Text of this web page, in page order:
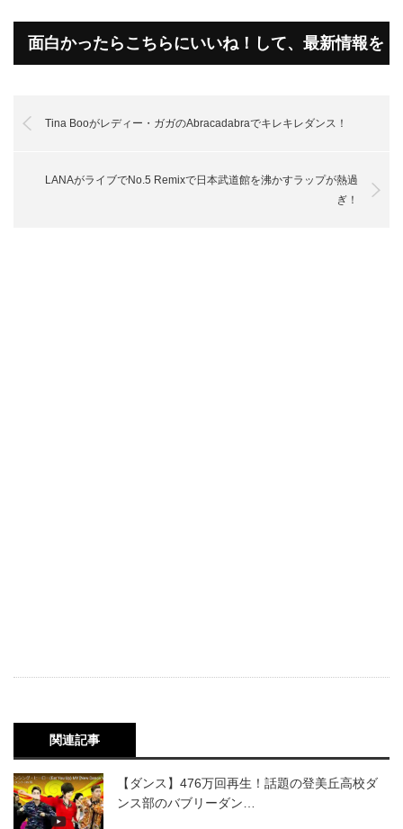
面白かったらこちらにいいね！して、最新情報を
Tina Booがレディー・ガガのAbracadabraでキレキレダンス！
LANAがライブでNo.5 Remixで日本武道館を沸かすラップが熱過
ぎ！
関連記事
【ダンス】476万回再生！話題の登美丘高校ダ
ンス部のバブリーダン…